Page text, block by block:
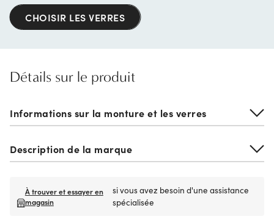
CHOISIR LES VERRES
Détails sur le produit
Informations sur la monture et les verres
Description de la marque
À trouver et essayer en
magasin
si vous avez besoin d'une assistance
spécialisée